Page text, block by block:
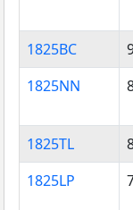
1825BC
1825NN
1825TL
1825LP